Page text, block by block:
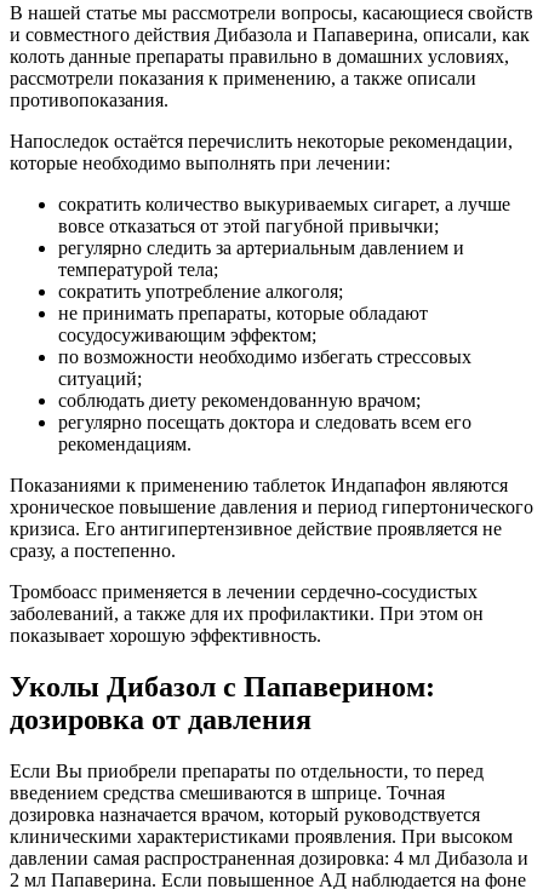
В нашей статье мы рассмотрели вопросы, касающиеся свойств
и совместного действия Дибазола и Папаверина, описали, как
колоть данные препараты правильно в домашних условиях,
рассмотрели показания к применению, а также описали
противопоказания.
Напоследок остаётся перечислить некоторые рекомендации,
которые необходимо выполнять при лечении:
сократить количество выкуриваемых сигарет, а лучше
вовсе отказаться от этой пагубной привычки;
регулярно следить за артериальным давлением и
температурой тела;
сократить употребление алкоголя;
не принимать препараты, которые обладают
сосудосуживающим эффектом;
по возможности необходимо избегать стрессовых
ситуаций;
соблюдать диету рекомендованную врачом;
регулярно посещать доктора и следовать всем его
рекомендациям.
Показаниями к применению таблеток Индапафон являются
хроническое повышение давления и период гипертонического
кризиса. Его антигипертензивное действие проявляется не
сразу, а постепенно.
Тромбоасс применяется в лечении сердечно-сосудистых
заболеваний, а также для их профилактики. При этом он
показывает хорошую эффективность.
Уколы Дибазол с Папаверином:
дозировка от давления
Если Вы приобрели препараты по отдельности, то перед
введением средства смешиваются в шприце. Точная
дозировка назначается врачом, который руководствуется
клиническими характеристиками проявления. При высоком
давлении самая распространенная дозировка: 4 мл Дибазола и
2 мл Папаверина. Если повышенное АД наблюдается на фоне